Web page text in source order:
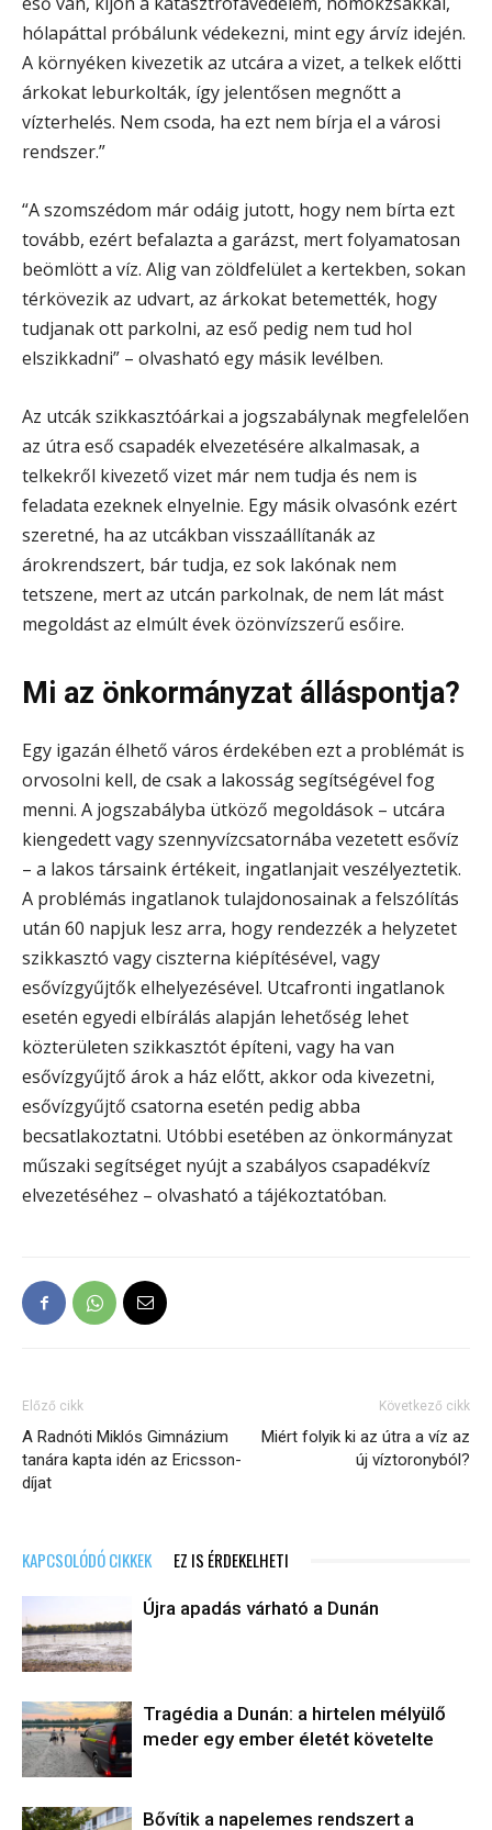
hólapáttal próbálunk védekezni, mint egy árvíz idején.
A környéken kivezetik az utcára a vizet, a telkek előtti
árkokat leburkolták, így jelentősen megnőtt a
vízterhelés. Nem csoda, ha ezt nem bírja el a városi
rendszer.”
“A szomszédom már odáig jutott, hogy nem bírta ezt
tovább, ezért befalazta a garázst, mert folyamatosan
beömlött a víz. Alig van zöldfelület a kertekben, sokan
térkövezik az udvart, az árkokat betemették, hogy
tudjanak ott parkolni, az eső pedig nem tud hol
elszikkadni” – olvasható egy másik levélben.
Az utcák szikkasztóárkai a jogszabálynak megfelelően
az útra eső csapadék elvezetésére alkalmasak, a
telkekről kivezető vizet már nem tudja és nem is
feladata ezeknek elnyelnie. Egy másik olvasónk ezért
szeretné, ha az utcákban visszaállítanák az
árokrendszert, bár tudja, ez sok lakónak nem
tetszene, mert az utcán parkolnak, de nem lát mást
megoldást az elmúlt évek özönvízszerű esőire.
Mi az önkormányzat álláspontja?
Egy igazán élhető város érdekében ezt a problémát is
orvosolni kell, de csak a lakosság segítségével fog
menni. A jogszabályba ütköző megoldások – utcára
kiengedett vagy szennyvízcsatornába vezetett esővíz
– a lakos társaink értékeit, ingatlanjait veszélyeztetik.
A problémás ingatlanok tulajdonosainak a felszólítás
után 60 napjuk lesz arra, hogy rendezzék a helyzetet
szikkasztó vagy ciszterna kiépítésével, vagy
esővízgyűjtők elhelyezésével. Utcafronti ingatlanok
esetén egyedi elbírálás alapján lehetőség lehet
közterületen szikkasztót építeni, vagy ha van
esővízgyűjtő árok a ház előtt, akkor oda kivezetni,
esővízgyűjtő csatorna esetén pedig abba
becsatlakoztatni. Utóbbi esetében az önkormányzat
műszaki segítséget nyújt a szabályos csapadékvíz
elvezetéséhez – olvasható a tájékoztatóban.
Előző cikk
A Radnóti Miklós Gimnázium
tanára kapta idén az Ericsson-
díjat
Következő cikk
Miért folyik ki az útra a víz az
új víztoronyból?
KAPCSOLÓDÓ CIKKEK EZ IS ÉRDEKELHETI
Újra apadás várható a Dunán
Tragédia a Dunán: a hirtelen mélyülő
meder egy ember életét követelte
Bővítik a napelemes rendszert a